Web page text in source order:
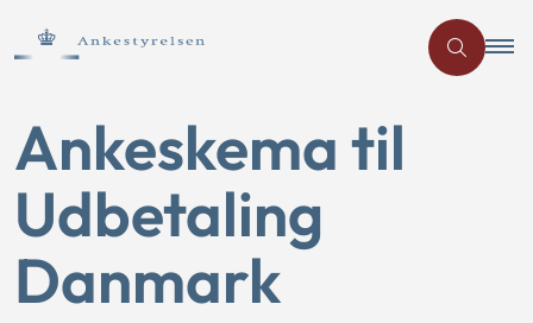
Ankeskema til
Udbetaling
Danmark